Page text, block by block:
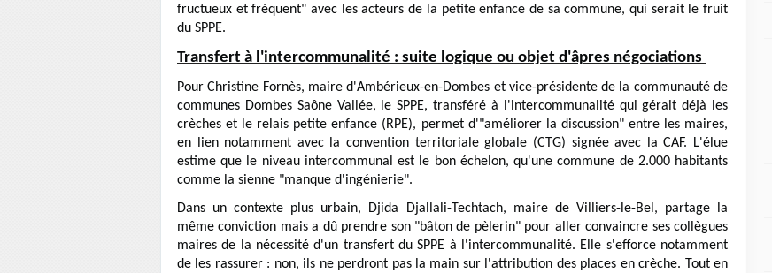
fructueux et fréquent" avec les acteurs de la petite enfance de sa commune, qui serait le fruit
du SPPE.
Transfert à l'intercommunalité : suite logique ou objet d'âpres négociations
Pour Christine Fornès, maire d'Ambérieux-en-Dombes et vice-présidente de la communauté de
communes Dombes Saône Vallée, le SPPE, transféré à l'intercommunalité qui gérait déjà les
crèches et le relais petite enfance (RPE), permet d'"améliorer la discussion" entre les maires,
en lien notamment avec la convention territoriale globale (CTG) signée avec la CAF. L'élue
estime que le niveau intercommunal est le bon échelon, qu'une commune de 2.000 habitants
comme la sienne "manque d'ingénierie".
Dans un contexte plus urbain, Djida Djallali-Techtach, maire de Villiers-le-Bel, partage la
même conviction mais a dû prendre son "bâton de pèlerin" pour aller convaincre ses collègues
maires de la nécessité d'un transfert du SPPE à l'intercommunalité. Elle s'efforce notamment
de les rassurer : non, ils ne perdront pas la main sur l'attribution des places en crèche. Tout en